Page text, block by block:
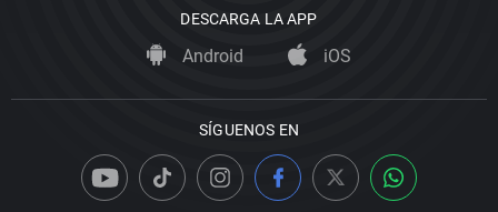
DESCARGA LA APP
Android iOS
SÍGUENOS EN